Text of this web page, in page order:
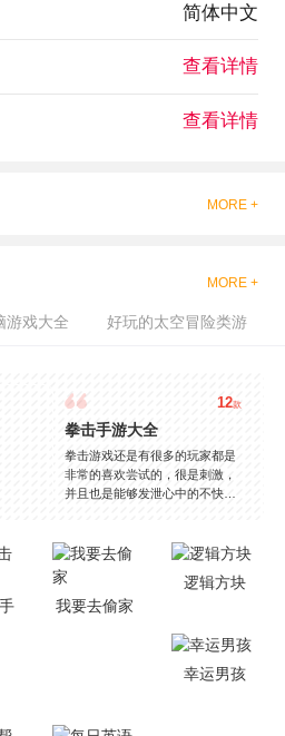
简体中文
查看详情
查看详情
MORE +
MORE +
游戏大全 好玩的太空冒险类游
12款
拳击手游大全
拳击游戏还是有很多的玩家都是
非常的喜欢尝试的，很是刺激，
并且也是能够发泄心中的不快
是一些格斗的游戏，其实是非常
的有趣，也是相当的刺激的，游
戏中是有一些不同的场景都是能
够去进行体验的，我们也是能够
就是收集了一些有意思的拳击游
戏，相信你们一定会喜欢的。
我要去偷家
逻辑方块
幸运男孩